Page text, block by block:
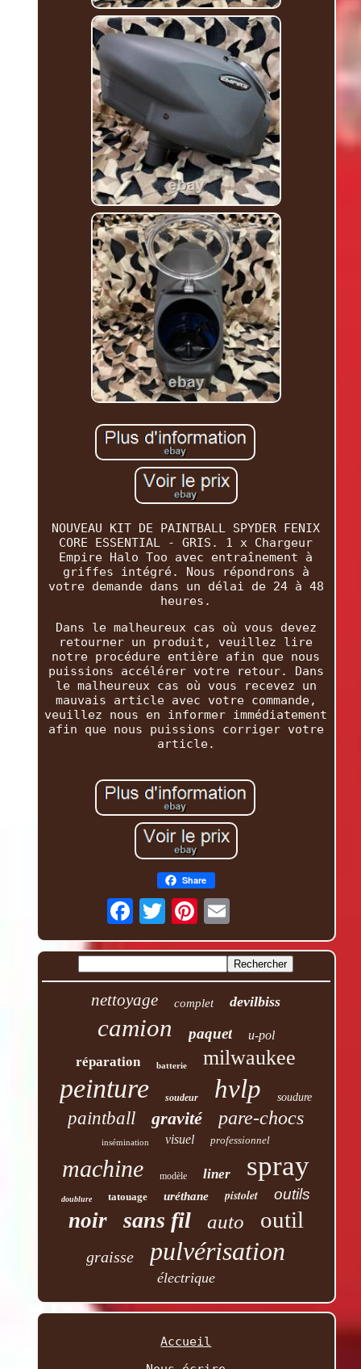
NOUVEAU KIT DE PAINTBALL SPYDER FENIX
CORE ESSENTIAL - GRIS. 1 x Chargeur
Empire Halo Too avec entraînement à
griffes intégré. Nous répondrons à
votre demande dans un délai de 24 à 48
heures.
Dans le malheureux cas où vous devez
retourner un produit, veuillez lire
notre procédure entière afin que nous
puissions accélérer votre retour. Dans
le malheureux cas où vous recevez un
mauvais article avec votre commande,
veuillez nous en informer immédiatement
afin que nous puissions corriger votre
article.
Share
nettoyage complet devilbiss
camion paquet u-pol
réparation batterie milwaukee
peinture soudeur hvlp soudure
paintball gravité pare-chocs
insémination visuel professionnel
machine modèle liner spray
doublure tatouage uréthane pistolet outils
noir sans fil auto outil
graisse pulvérisation
électrique
Accueil